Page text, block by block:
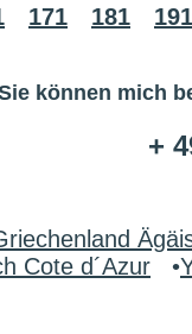
171 181 191
können mich
+
Cote d´Azur •